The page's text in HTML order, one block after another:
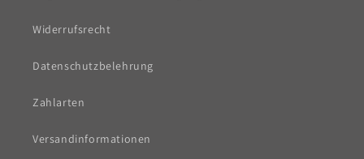
Widerrufsrecht
Datenschutzbelehrung
Zahlarten
Versandinformationen